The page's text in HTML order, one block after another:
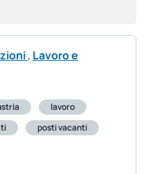
, Lavoro e
lavoro
posti vacanti